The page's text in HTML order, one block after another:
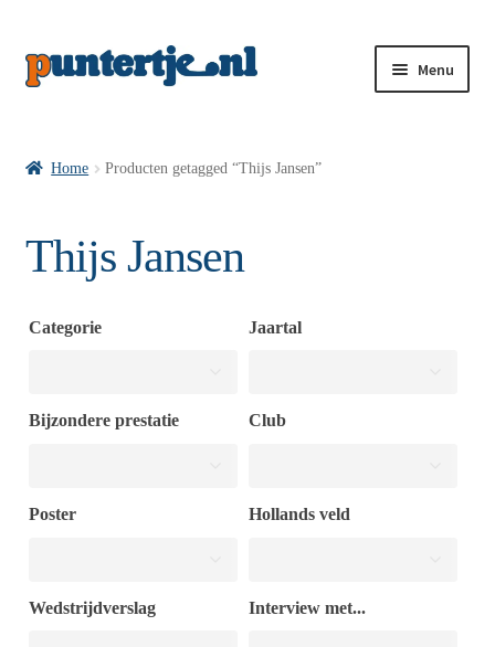
Menu
Home Producten getagged “Thijs Jansen”
Thijs Jansen
Categorie Jaartal
Bijzondere prestatie Club
Poster Hollands veld
Wedstrijdverslag Interview met...